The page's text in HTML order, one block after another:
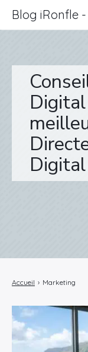
Digital
Accueil › Marketing
Blog iRonfle
Revue Web
Informatique
Marketing
Lifestyle
Entreprises